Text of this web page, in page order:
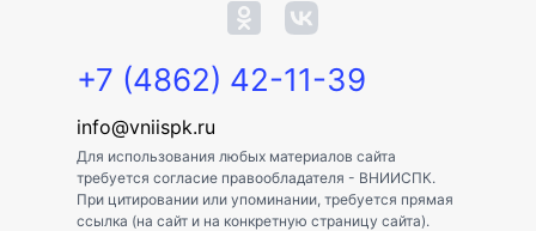
+7 (4862) 42-11-39
info@vniispk.ru
Для использования любых материалов сайта
требуется согласие правообладателя - ВНИИСПК.
При цитировании или упоминании, требуется прямая
ссылка (на сайт и на конкретную страницу сайта).